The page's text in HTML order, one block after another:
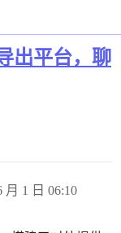
出平台，聊
月 1 日 06:10